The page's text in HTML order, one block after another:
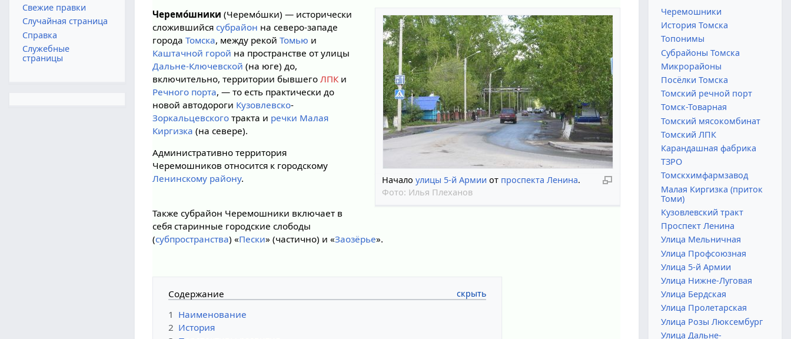
Началоулицы 5-й Армии от проспекта Ленина.
Фото: Илья Плеханов
Черемо́шники (Черемо́шки) — исторически
сложившийсясубрайон на северо-западе
городаТомска, между рекойТомью и
Каштачной горой на пространстве от улицы
Дальне-Ключевской (на юге) до,
включительно, территории бывшегоЛПК и
Речного порта, — то есть практически до
новой автодороги Кузовлевско-
Зоркальцевского тракта и речки Малая
Киргизка (на севере).
Административно территория
Черемошников относится к городскому
Ленинскому району.
Также субрайон Черемошники включает в
себя старинные городские слободы
(субпространства) «Пески» (частично) и «Заозёрье».
Содержание
1 Наименование
2 История
Свежие правки
Случайная страница
Справка
Служебные
страницы
Черемошники
История Томска
Топонимы
Субрайоны Томска
Микрорайоны
Посёлки Томска
Томский речной порт
Томск-Товарная
Томский мясокомбинат
Томский ЛПК
Карандашная фабрика
ТЗРО
Томскхимфармзавод
Малая Киргизка (приток
Томи)
Кузовлевский тракт
Проспект Ленина
Улица Мельничная
Улица Профсоюзная
Улица 5-й Армии
Улица Нижне-Луговая
Улица Бердская
Улица Пролетарская
Улица Розы Люксембург
Улица Дальне-